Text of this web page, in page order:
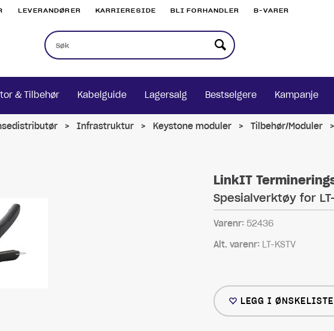
LEVERANDØRER KARRIERESIDE BLI FORHANDLER B-VARER
& Tilbehør Kabelguide Lagersalg Bestselgere Kampanje
> Infrastruktur > Keystone moduler > Tilbehør/Moduler >
LinkIT
Spesialverktøy for LT-
Varenr: 52436
Alt. varenr: LT-KSTV
LEGG I ØNSKELISTE